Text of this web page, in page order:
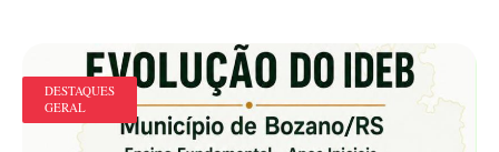
DESTAQUES
GERAL